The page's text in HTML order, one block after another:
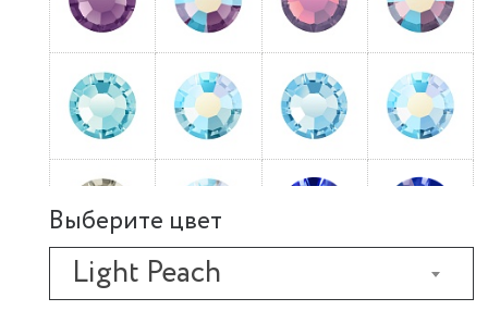
Выберите цвет
Light Peach